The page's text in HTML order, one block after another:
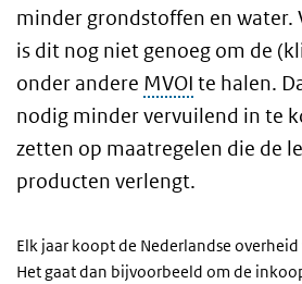
minder grondstoffen en water.
is dit nog niet genoeg om de
onder andere MVOI te halen.
nodig minder vervuilend in te
zetten op maatregelen die de
producten verlengt.
Elk jaar koopt de Nederlandse
Het gaat dan bijvoorbeeld om de